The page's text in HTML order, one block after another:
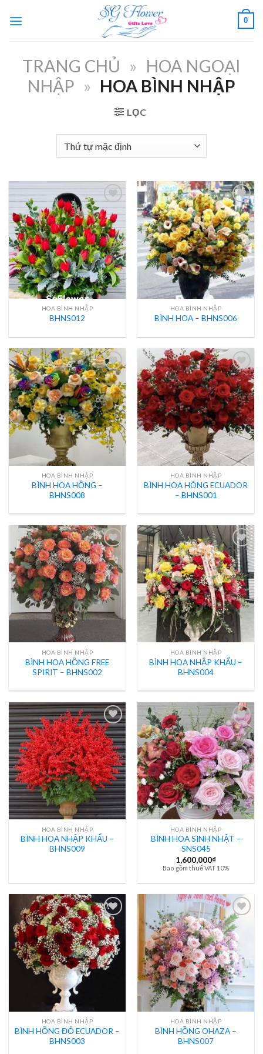
0
TRANG CHỦ » HOA NGOẠI
NHẬP » HOA BÌNH NHẬP
LỌC
HOA BÌNH NHẬP
BHNS012
HOA BÌNH NHẬP
BÌNH HOA – BHNS006
HOA BÌNH NHẬP
BÌNH HOA HỒNG –
BHNS008
HOA BÌNH NHẬP
BÌNH HOA HÔNG ECUADOR
– BHNS001
HOA BÌNH NHẬP
BÌNH HOA HỒNG FREE
SPIRIT – BHNS002
HOA BÌNH NHẬP
BÌNH HOA NHẬP KHẨU –
BHNS004
HOA BÌNH NHẬP
BÌNH HOA NHẬP KHẨU –
BHNS009
HOA BÌNH NHẬP
BÌNH HOA SINH NHẬT –
SNS045
1,600,000₫
Bao gồm thuế VAT 10%
HOA BÌNH NHẬP
BÌNH HỒNG ĐỎ ECUADOR –
BHNS003
HOA BÌNH NHẬP
BÌNH HỒNG OHAZA –
BHNS007